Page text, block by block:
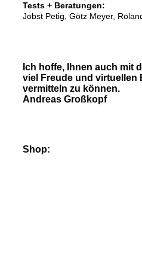
Tests + Beratungen:
Jobst Petig, Götz Meyer,
Ich hoffe, Ihnen auch mit
viel Freude und virtuellen
vermitteln zu können.
Andreas Großkopf
Shop: